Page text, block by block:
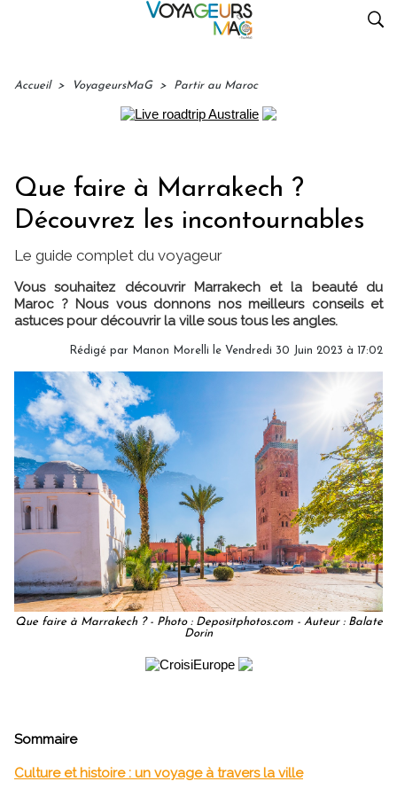
Accueil > VoyageursMaG > Partir au Maroc
Que faire à Marrakech ?
Découvrez les incontournables
Le guide complet du voyageur
Vous souhaitez découvrir Marrakech et la beauté du
Maroc ? Nous vous donnons nos meilleurs conseils et
astuces pour découvrir la ville sous tous les angles.
Rédigé par Manon Morelli le Vendredi 30 Juin 2023 à 17:02
Que faire à Marrakech ? - Photo : Depositphotos.com - Auteur : Balate
Dorin
Sommaire
Culture et histoire : un voyage à travers la ville